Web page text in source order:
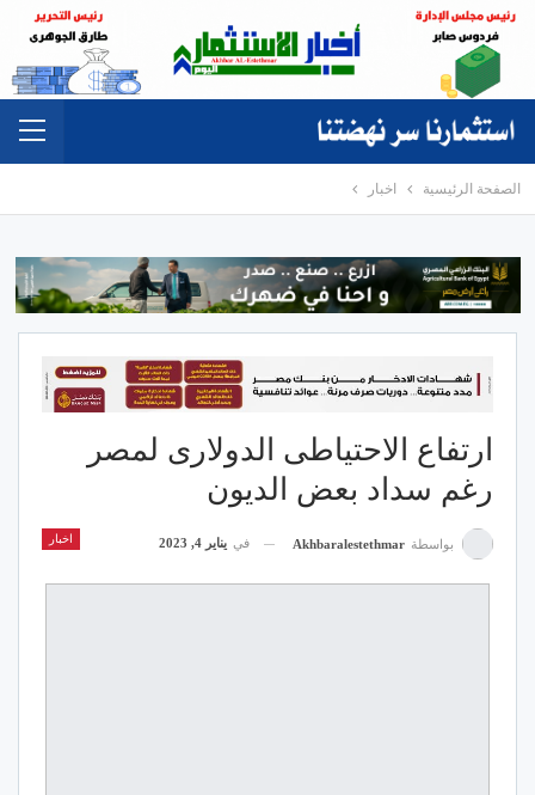
الصفحة الرئيسية اخبار
ارتفاع الاحتياطى الدولارى لمصر
رغم سداد بعض الديون
اخبار بواسطة Akhbaralestethmar في يناير 4, 2023